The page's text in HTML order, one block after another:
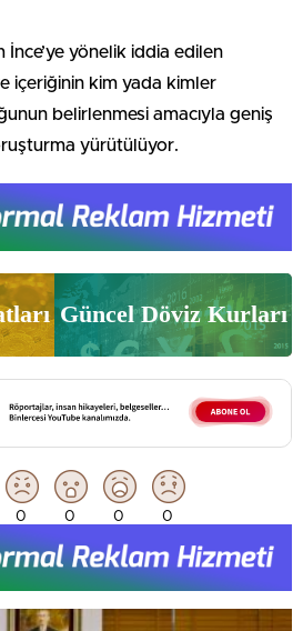
yönelik iddia edilen
içeriğinin kim yada kimler
belirlenmesi amacıyla geniş
yürütülüyor.
Güncel Döviz Kurları
0 0 0 0